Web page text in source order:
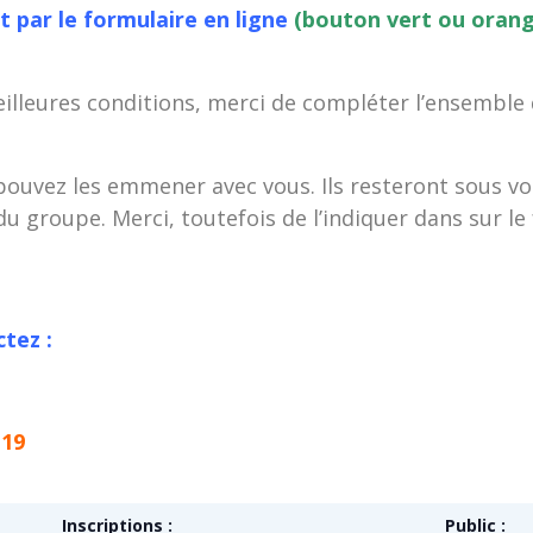
par le formulaire en ligne (bouton vert ou
conditions, merci de compléter
les emmener avec vous. Ils resteront sous
groupe. Merci, toutefois de l’indiquer dans sur
:
Inscriptions : Public :